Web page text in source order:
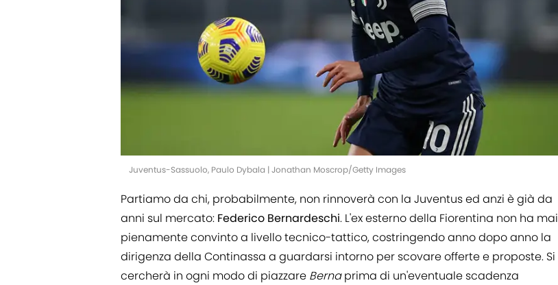
Juventus-Sassuolo, Paulo Dybala | Jonathan Moscrop/Getty Images
Partiamo da chi, probabilmente, non rinnoverà con la Juventus ed anzi è già da
anni sul mercato: Federico Bernardeschi. L'ex esterno della Fiorentina non ha mai
pienamente convinto a livello tecnico-tattico, costringendo anno dopo anno la
dirigenza della Continassa a guardarsi intorno per scovare offerte e proposte. Si
cercherà in ogni modo di piazzare Bernaprima di un'eventuale scadenza